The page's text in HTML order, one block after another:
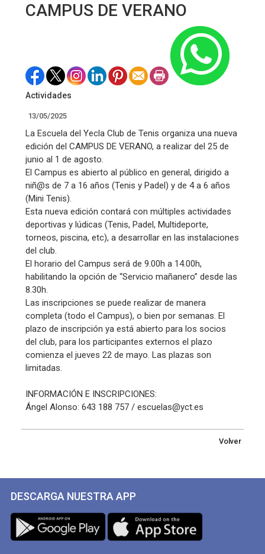
CAMPUS DE VERANO
Actividades
13/05/2025
La Escuela del Yecla Club de Tenis organiza una nueva
edición del CAMPUS DE VERANO, a realizar del 25 de
junio al 1 de agosto.
El Campus es abierto al público en general, dirigido a
niñ@s de 7 a 16 años (Tenis y Padel) y de 4 a 6 años
(Mini Tenis).
Esta nueva edición contará con múltiples actividades
deportivas y lúdicas (Tenis, Padel, Multideporte,
torneos, piscina, etc), a desarrollar en las instalaciones
del club.
El horario del Campus será de 9.00h a 14.00h,
habilitando la opción de “Servicio mañanero” desde las
8.30h.
Las inscripciones se puede realizar de manera
completa (todo el Campus), o bien por semanas. El
plazo de inscripción ya está abierto para los socios
del club, para los participantes externos el plazo
comienza el jueves 22 de mayo. Las plazas son
limitadas.
INFORMACIÓN E INSCRIPCIONES:
Ángel Alonso: 643 188 757 / escuelas@yct.es
Volver
DESCARGA NUESTRA APP